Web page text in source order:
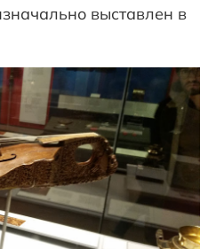
выставлен в